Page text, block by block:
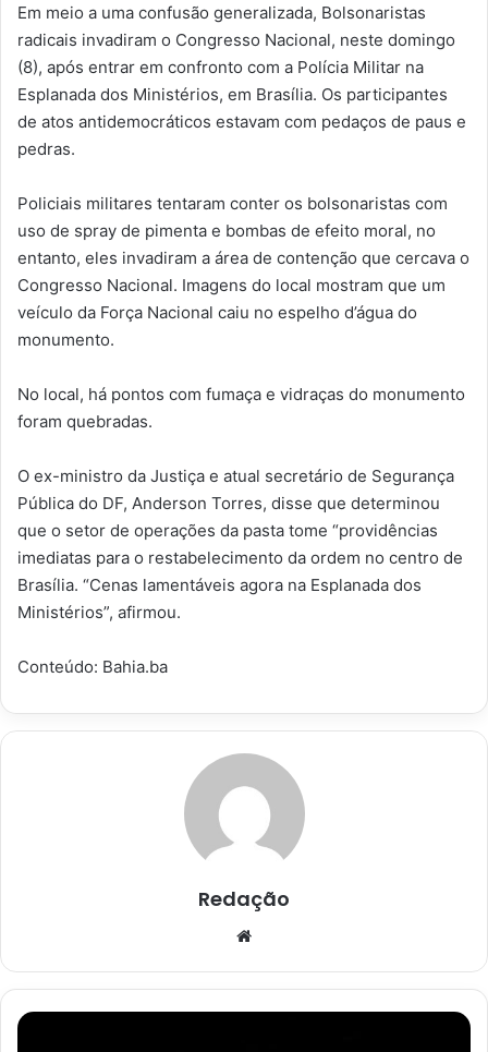
Em meio a uma confusão generalizada, Bolsonaristas
radicais invadiram o Congresso Nacional, neste domingo
(8), após entrar em confronto com a Polícia Militar na
Esplanada dos Ministérios, em Brasília. Os participantes
de atos antidemocráticos estavam com pedaços de paus e
pedras.
Policiais militares tentaram conter os bolsonaristas com
uso de spray de pimenta e bombas de efeito moral, no
entanto, eles invadiram a área de contenção que cercava o
Congresso Nacional. Imagens do local mostram que um
veículo da Força Nacional caiu no espelho d’água do
monumento.
No local, há pontos com fumaça e vidraças do monumento
foram quebradas.
O ex-ministro da Justiça e atual secretário de Segurança
Pública do DF, Anderson Torres, disse que determinou
que o setor de operações da pasta tome “providências
imediatas para o restabelecimento da ordem no centro de
Brasília. “Cenas lamentáveis agora na Esplanada dos
Ministérios”, afirmou.
Conteúdo: Bahia.ba
Redação
Salário